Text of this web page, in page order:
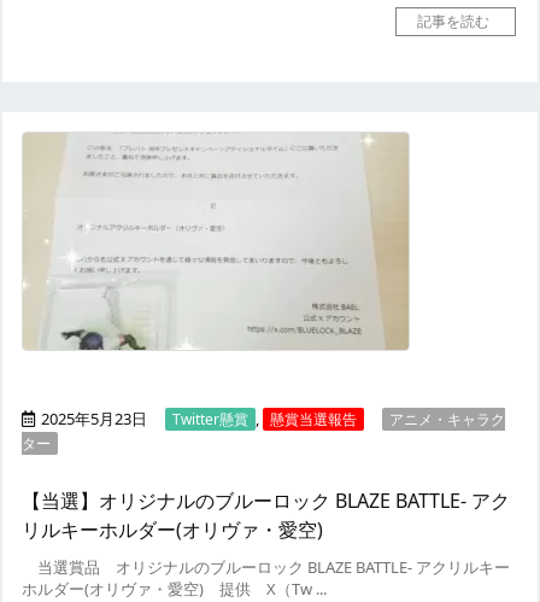
記事を読む
2025年5月23日 Twitter懸賞 , 懸賞当選報告
アニメ・キャラク
ター
【当選】オリジナルのブルーロック BLAZE BATTLE- アク
リルキーホルダー(オリヴァ・愛空)
当選賞品 オリジナルのブルーロック BLAZE BATTLE- アクリルキー
ホルダー(オリヴァ・愛空) 提供 X（Tw ...